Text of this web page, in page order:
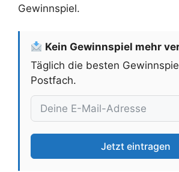
Gewinnspiel.
Kein Gewinnspiel mehr
Täglich die besten
Postfach.
Jetzt eintragen